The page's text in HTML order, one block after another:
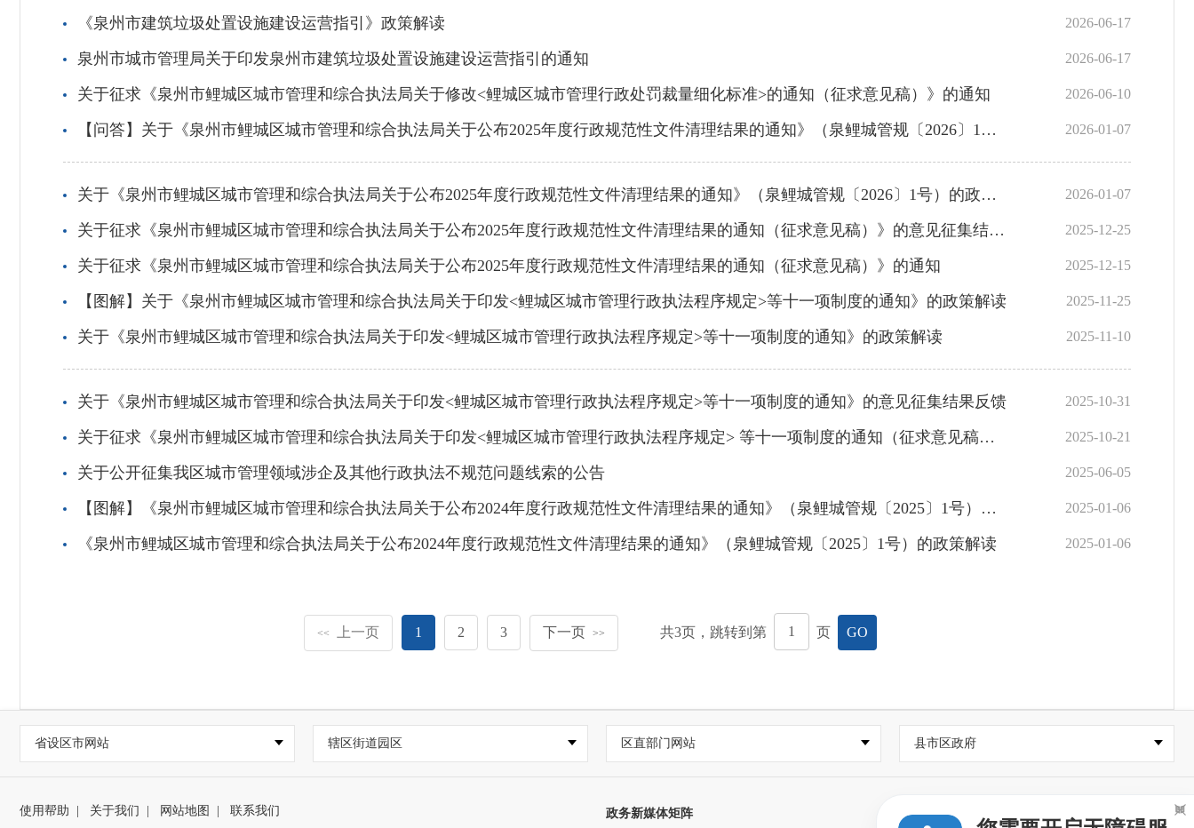
《泉州市建筑垃圾处置设施建设运营指引》政策解读 2026-06-17
泉州市城市管理局关于印发泉州市建筑垃圾处置设施建设运营指引的通知 2026-06-17
关于征求《泉州市鲤城区城市管理和综合执法局关于修改<鲤城区城市管理行政处罚裁量细化标准>的通知（征求意见稿）》的通知 2026-06-10
【问答】关于《泉州市鲤城区城市管理和综合执法局关于公布2025年度行政规范性文件清理结果的通知》（泉鲤城管规〔2026〕1号）的问答解读 2026-01-07
关于《泉州市鲤城区城市管理和综合执法局关于公布2025年度行政规范性文件清理结果的通知》（泉鲤城管规〔2026〕1号）的政策解读 2026-01-07
关于征求《泉州市鲤城区城市管理和综合执法局关于公布2025年度行政规范性文件清理结果的通知（征求意见稿）》的意见征集结果反馈 2025-12-25
关于征求《泉州市鲤城区城市管理和综合执法局关于公布2025年度行政规范性文件清理结果的通知（征求意见稿）》的通知 2025-12-15
【图解】关于《泉州市鲤城区城市管理和综合执法局关于印发<鲤城区城市管理行政执法程序规定>等十一项制度的通知》的政策解读 2025-11-25
关于《泉州市鲤城区城市管理和综合执法局关于印发<鲤城区城市管理行政执法程序规定>等十一项制度的通知》的政策解读 2025-11-10
关于《泉州市鲤城区城市管理和综合执法局关于印发<鲤城区城市管理行政执法程序规定>等十一项制度的通知》的意见征集结果反馈 2025-10-31
关于征求《泉州市鲤城区城市管理和综合执法局关于印发<鲤城区城市管理行政执法程序规定> 等十一项制度的通知（征求意见稿）》的通知 2025-10-21
关于公开征集我区城市管理领域涉企及其他行政执法不规范问题线索的公告 2025-06-05
【图解】《泉州市鲤城区城市管理和综合执法局关于公布2024年度行政规范性文件清理结果的通知》（泉鲤城管规〔2025〕1号）的政策解读 2025-01-06
《泉州市鲤城区城市管理和综合执法局关于公布2024年度行政规范性文件清理结果的通知》（泉鲤城管规〔2025〕1号）的政策解读 2025-01-06
<< 上一页 1 2 3 下一页 >> 共3页，跳转到第 页 GO
省设区市网站 辖区街道园区 区直部门网站 县市区政府
使用帮助 关于我们 网站地图 联系我们 政务新媒体矩阵 